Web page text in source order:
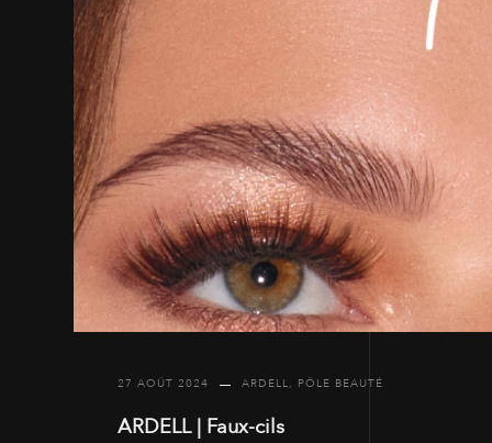
27 AOÛT 2024 ARDELL, PÔLE BEAUTÉ
ARDELL | Faux-cils